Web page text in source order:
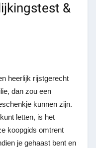
&
heerlijk rijstgerecht
dan zou een
kunnen zijn.
letten, is het
koopgids omtrent
je gehaast bent en